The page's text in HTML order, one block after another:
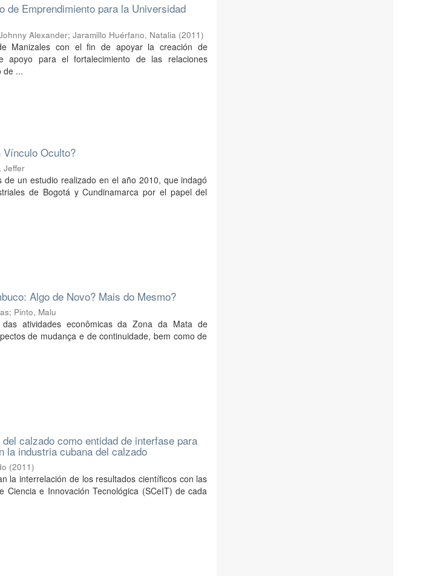
de Emprendimiento para la Universidad
Alexander;Jaramillo Huérfano, Natalia (2011)
Manizales con el fin de apoyar la creación de
para el fortalecimiento de las relaciones
de ...
Vínculo Oculto?
Jeffer
un estudio realizado en el año 2010, que indagó
de Bogotá y Cundinamarca por el papel del
Algo de Novo? Mais do Mesmo?
; Pinto, Malu
atividades econômicas da Zona da Mata de
de mudança e de continuidade, bem como de
calzado como entidad de interfase para
la industria cubana del calzado
(2011)
la interrelación de los resultados científicos con las
e Innovación Tecnológica (SCeIT) de cada